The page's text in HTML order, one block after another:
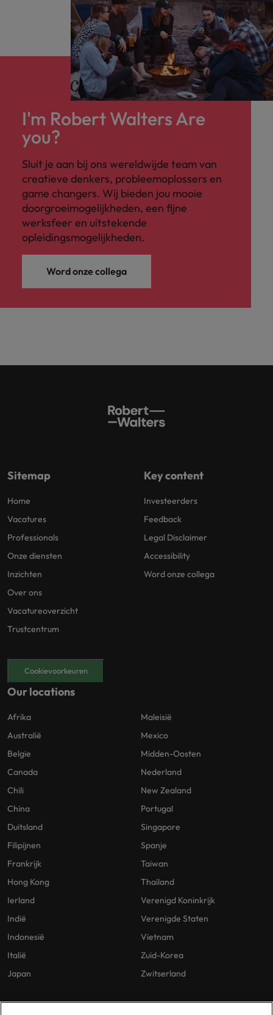
I'm Robert Walters Are
you?
Sluit je aan bij ons wereldwijde team van
creatieve denkers, probleemoplossers en
game changers. Wij bieden jou mooie
doorgroeimogelijkheden, een fijne
werksfeer en uitstekende
opleidingsmogelijkheden.
Word onze collega
Sitemap
Home
Vacatures
Professionals
Onze diensten
Inzichten
Over ons
Vacatureoverzicht
Trustcentrum
Key content
Investeerders
Feedback
Legal Disclaimer
Accessibility
Word onze collega
Cookievoorkeuren
Our locations
Afrika
Australië
Belgie
Canada
Chili
China
Duitsland
Filipijnen
Frankrijk
Hong Kong
Ierland
Indië
Indonesië
Italië
Japan
Maleisië
Mexico
Midden-Oosten
Nederland
New Zealand
Portugal
Singapore
Spanje
Taiwan
Thailand
Verenigd Koninkrijk
Verenigde Staten
Vietnam
Zuid-Korea
Zwitserland